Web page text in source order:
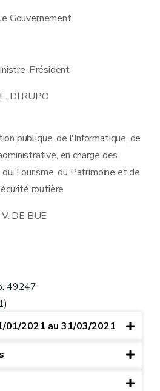
Gouvernement
Président
E. DI RUPO
publique, de l'Informatique, de
en charge des
Tourisme, du Patrimoine et de
routière
V. DE BUE
49247
01/2021 au 31/03/2021